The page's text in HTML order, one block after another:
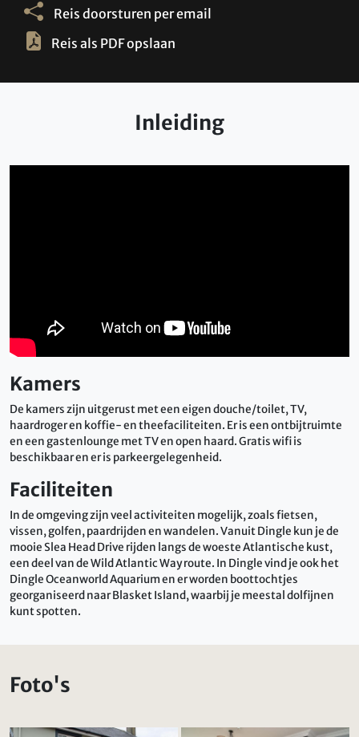
Reis doorsturen per email
Reis als PDF opslaan
Inleiding
Kamers
De kamers zijn uitgerust met een eigen douche/toilet, TV,
haardroger en koffie- en theefaciliteiten. Er is een ontbijtruimte
en een gastenlounge met TV en open haard. Gratis wifi is
beschikbaar en er is parkeergelegenheid.
Faciliteiten
In de omgeving zijn veel activiteiten mogelijk, zoals fietsen,
vissen, golfen, paardrijden en wandelen. Vanuit Dingle kun je de
mooie Slea Head Drive rijden langs de woeste Atlantische kust,
een deel van de Wild Atlantic Way route. In Dingle vind je ook het
Dingle Oceanworld Aquarium en er worden boottochtjes
georganiseerd naar Blasket Island, waarbij je meestal dolfijnen
kunt spotten.
Foto's